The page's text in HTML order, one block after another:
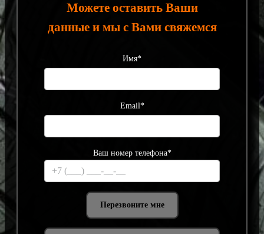
Можете оставить Ваши
данные и мы с Вами свяжемся
Имя*
Email*
Ваш номер телефона*